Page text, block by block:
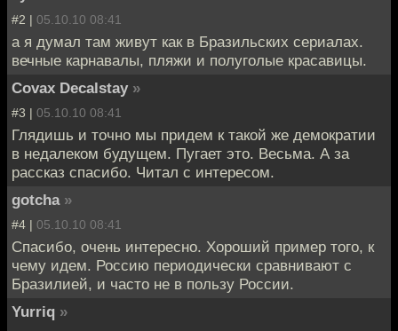
#2 | 05.10.10 08:41
а я думал там живут как в Бразильских сериалах.
вечные карнавалы, пляжи и полуголые красавицы.
Covax Decalstay »
#3 | 05.10.10 08:41
Глядишь и точно мы придем к такой же демократии
в недалеком будущем. Пугает это. Весьма. А за
рассказ спасибо. Читал с интересом.
gotcha »
#4 | 05.10.10 08:41
Спасибо, очень интересно. Хороший пример того, к
чему идем. Россию периодически сравнивают с
Бразилией, и часто не в пользу России.
Yurriq »